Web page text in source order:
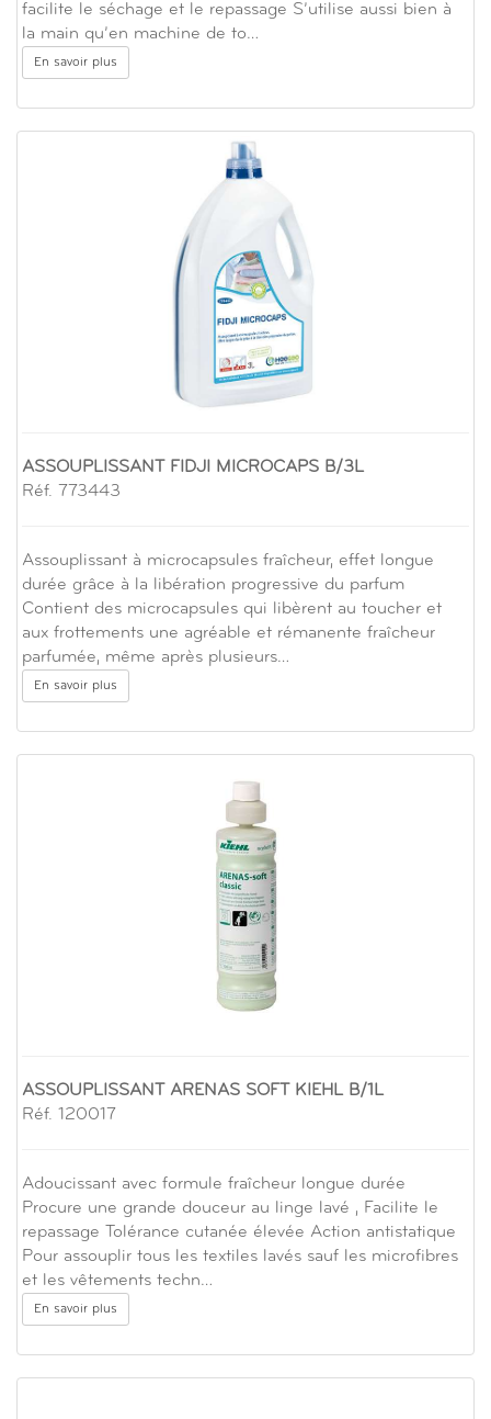
facilite le séchage et le repassage S’utilise aussi bien à
la main qu’en machine de to…
En savoir plus
ASSOUPLISSANT FIDJI MICROCAPS B/3L
Réf. 773443
Assouplissant à microcapsules fraîcheur, effet longue
durée grâce à la libération progressive du parfum
Contient des microcapsules qui libèrent au toucher et
aux frottements une agréable et rémanente fraîcheur
parfumée, même après plusieurs…
En savoir plus
ASSOUPLISSANT ARENAS SOFT KIEHL B/1L
Réf. 120017
Adoucissant avec formule fraîcheur longue durée
Procure une grande douceur au linge lavé , Facilite le
repassage Tolérance cutanée élevée Action antistatique
Pour assouplir tous les textiles lavés sauf les microfibres
et les vêtements techn…
En savoir plus